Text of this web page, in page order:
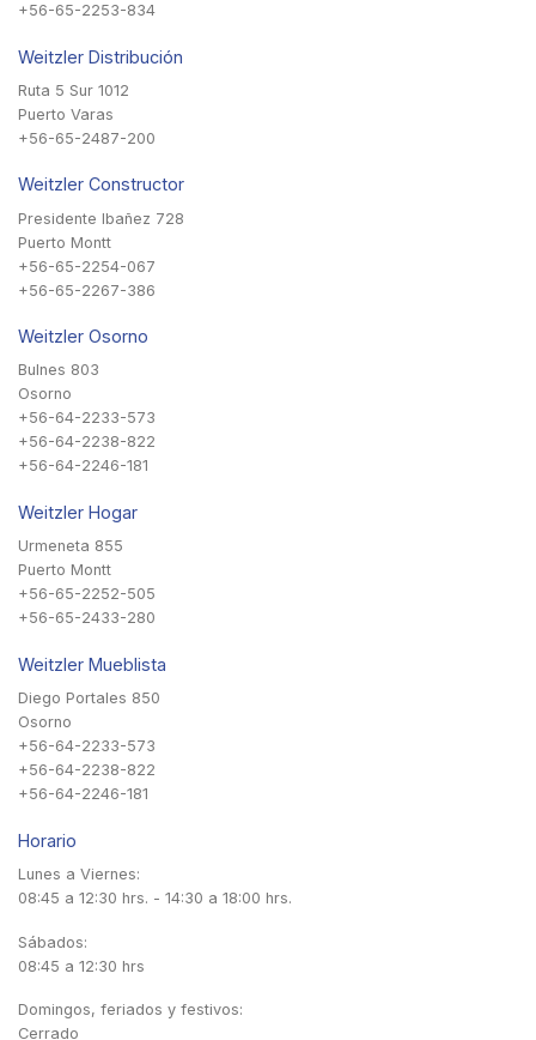
+56-65-2253-834
Weitzler Distribución
Ruta 5 Sur 1012
Puerto Varas
+56-65-2487-200
Weitzler Constructor
Presidente Ibañez 728
Puerto Montt
+56-65-2254-067
+56-65-2267-386
Weitzler Osorno
Bulnes 803
Osorno
+56-64-2233-573
+56-64-2238-822
+56-64-2246-181
Weitzler Hogar
Urmeneta 855
Puerto Montt
+56-65-2252-505
+56-65-2433-280
Weitzler Mueblista
Diego Portales 850
Osorno
+56-64-2233-573
+56-64-2238-822
+56-64-2246-181
Horario
Lunes a Viernes:
08:45 a 12:30 hrs. - 14:30 a 18:00 hrs.
Sábados:
08:45 a 12:30 hrs
Domingos, feriados y festivos:
Cerrado